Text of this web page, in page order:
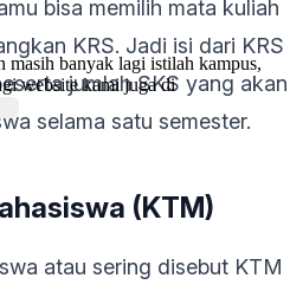
bisa memilih mata kuliah
KRS. Jadi isi dari KRS
jumlah SKS yang akan
selama satu semester.
(KTM)
atau sering disebut KTM
banyak lagi istilah kampus,
website kami juga di